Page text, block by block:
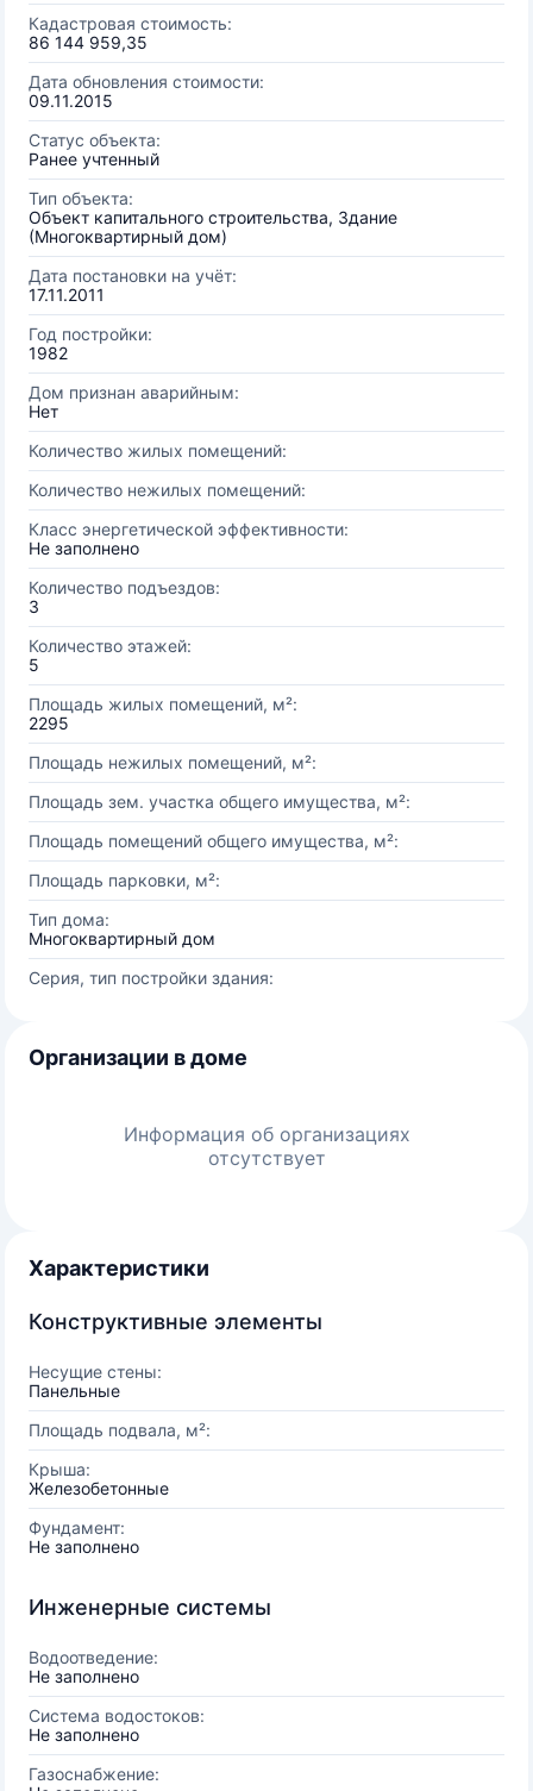
Кадастровая стоимость:
86 144 959,35
Дата обновления стоимости:
09.11.2015
Статус объекта:
Ранее учтенный
Тип объекта:
Объект капитального строительства, Здание
(Многоквартирный дом)
Дата постановки на учёт:
17.11.2011
Год постройки:
1982
Дом признан аварийным:
Нет
Количество жилых помещений:
Количество нежилых помещений:
Класс энергетической эффективности:
Не заполнено
Количество подъездов:
3
Количество этажей:
5
Площадь жилых помещений, м²:
2295
Площадь нежилых помещений, м²:
Площадь зем. участка общего имущества, м²:
Площадь помещений общего имущества, м²:
Площадь парковки, м²:
Тип дома:
Многоквартирный дом
Серия, тип постройки здания:
Организации в доме
Информация об организациях
отсутствует
Характеристики
Конструктивные элементы
Несущие стены:
Панельные
Площадь подвала, м²:
Крыша:
Железобетонные
Фундамент:
Не заполнено
Инженерные системы
Водоотведение:
Не заполнено
Система водостоков:
Не заполнено
Газоснабжение: